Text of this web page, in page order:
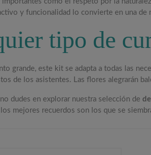
y funcionalidad lo convierte en una de
tipo de
grande, este kit se adapta a todas las
de los asistentes. Las flores alegrarán
dudes en explorar nuestra selección de
mejores recuerdos son los que se